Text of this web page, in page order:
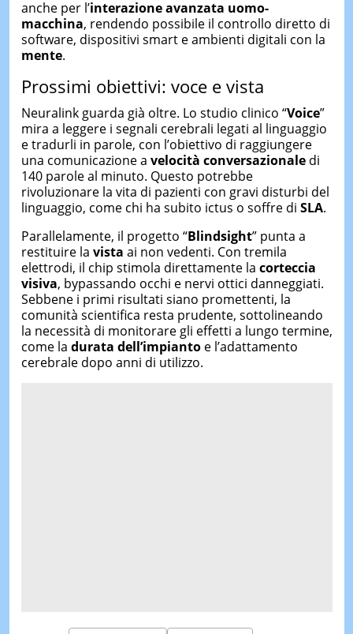
anche per l’interazione avanzata uomo-
macchina, rendendo possibile il controllo diretto di
software, dispositivi smart e ambienti digitali con la
mente.
Prossimi obiettivi: voce e vista
Neuralink guarda già oltre. Lo studio clinico “Voice”
mira a leggere i segnali cerebrali legati al linguaggio
e tradurli in parole, con l’obiettivo di raggiungere
una comunicazione a velocità conversazionaledi
140 parole al minuto. Questo potrebbe
rivoluzionare la vita di pazienti con gravi disturbi del
linguaggio, come chi ha subito ictus o soffre di SLA.
Parallelamente, il progetto “Blindsight” punta a
restituire la vista ai non vedenti. Con tremila
elettrodi, il chip stimola direttamente la corteccia
visiva, bypassando occhi e nervi ottici danneggiati.
Sebbene i primi risultati siano promettenti, la
comunità scientifica resta prudente, sottolineando
la necessità di monitorare gli effetti a lungo termine,
come la durata dell’impiantoe l’adattamento
cerebrale dopo anni di utilizzo.